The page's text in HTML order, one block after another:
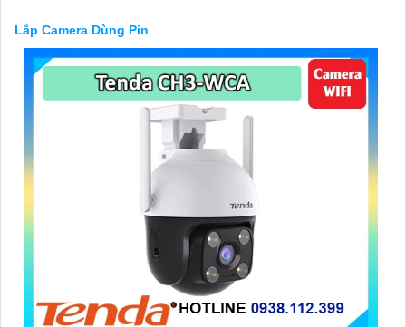
Lắp Camera Dùng Pin